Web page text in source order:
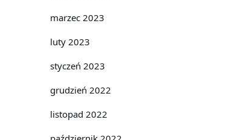
marzec 2023
luty 2023
styczeń 2023
grudzień 2022
listopad 2022